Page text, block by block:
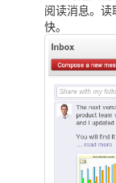
阅读消息。
快。